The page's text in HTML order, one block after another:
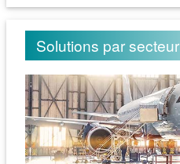
Solutions par secteur